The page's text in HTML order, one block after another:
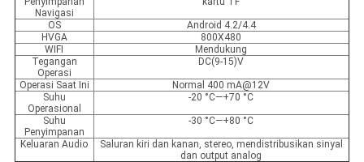
Navigasi
OS
Android 4.2/4.4
HVGA
800X480
WIFI
Mendukung
Tegangan
Operasi
DC(9-15)V
Operasi Saat Ini
Normal 400 mA@12V
Suhu
Operasional
-20 °C—+70 °C
Suhu
Penyimpanan
-30 °C—+80 °C
Keluaran Audio
Saluran kiri dan kanan, stereo, mendistribusikan sinyal
dan output analog